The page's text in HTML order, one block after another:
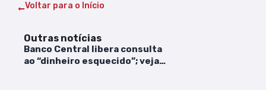
Voltar para o Início
Outras notícias
Banco Central libera consulta
ao “dinheiro esquecido”; veja